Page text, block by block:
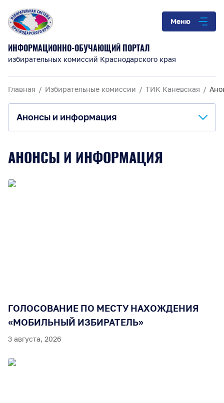
Меню
ИНФОРМАЦИОННО-ОБУЧАЮЩИЙ ПОРТАЛ
избирательных комиссий Краснодарского края
Главная Избирательные комиссии ТИК Каневская
Анонсы и информация
АНОНСЫ И ИНФОРМАЦИЯ
ГОЛОСОВАНИЕ ПО МЕСТУ НАХОЖДЕНИЯ
«МОБИЛЬНЫЙ ИЗБИРАТЕЛЬ»
3 августа, 2026